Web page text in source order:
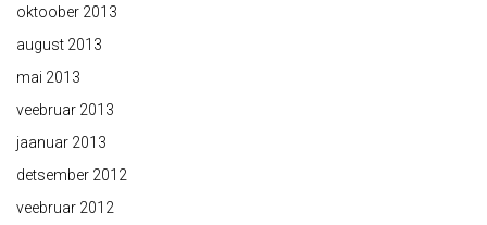
oktoober 2013
august 2013
mai 2013
veebruar 2013
jaanuar 2013
detsember 2012
veebruar 2012